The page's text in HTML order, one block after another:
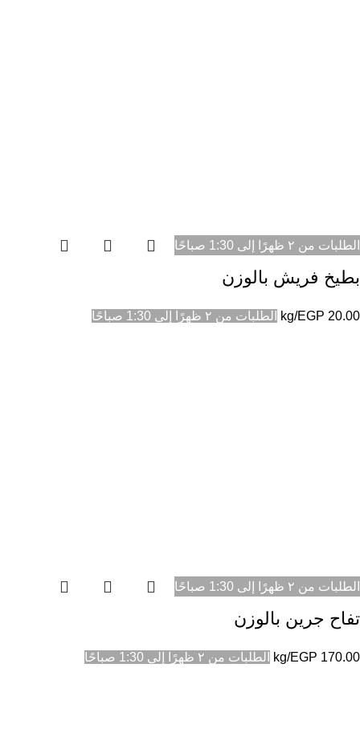
الطلبات من ٢ ظهرًا إلى 1:30 صباحًا
بطيخ فريش بالوزن
EGP 20.00
/kg الطلبات من ٢ ظهرًا إلى 1:30 صباحًا
الطلبات من ٢ ظهرًا إلى 1:30 صباحًا
تفاح جرين بالوزن
EGP 170.00
/kg الطلبات من ٢ ظهرًا إلى 1:30 صباحًا